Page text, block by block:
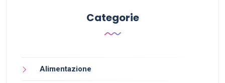
Categorie
Alimentazione